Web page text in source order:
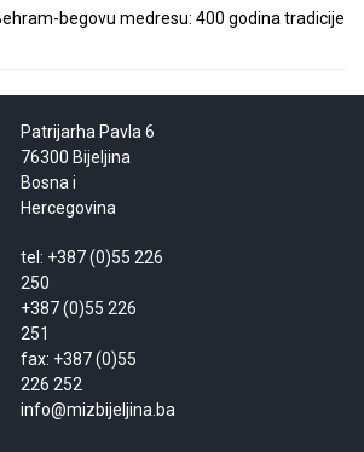
begovu medresu: 400 godina tradicije
Patrijarha Pavla 6
76300 Bijeljina
Bosna i
Hercegovina
tel: +387 (0)55 226
250
+387 (0)55 226
251
fax: +387 (0)55
226 252
info@mizbijeljina.ba